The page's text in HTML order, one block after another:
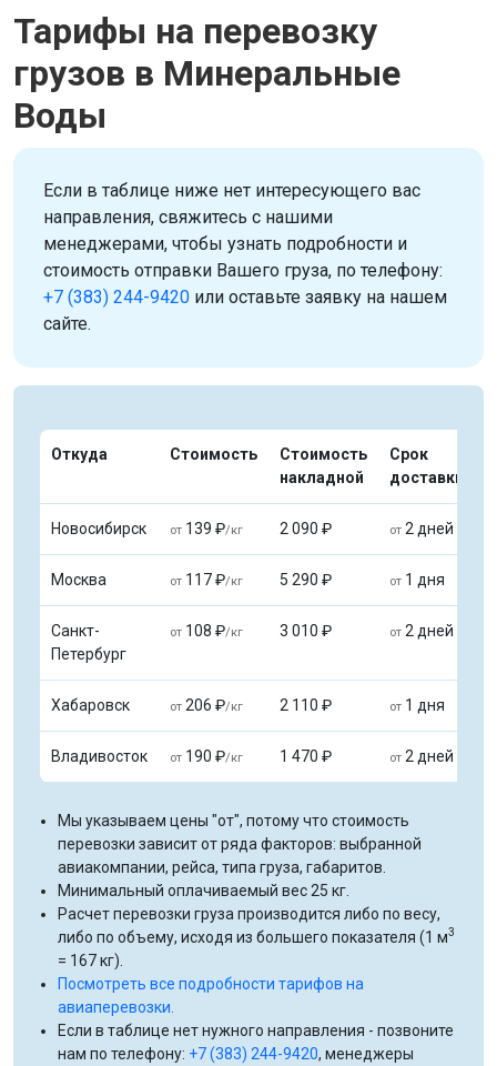
Тарифы на перевозку
грузов в Минеральные
Воды
Если в таблице ниже нет интересующего вас
направления, свяжитесь с нашими
менеджерами, чтобы узнать подробности и
стоимость отправки Вашего груза, по телефону:
+7 (383) 244-9420 или оставьте заявку на нашем
сайте.
Откуда Стоимость
Стоимость
накладной
Срок
доставки
Новосибирск от 139 ₽/кг 2 090 ₽ от 2 дней
Москва от 117 ₽/кг 5 290 ₽ от 1 дня
Санкт-
Петербург
от 108 ₽/кг 3 010 ₽ от 2 дней
Хабаровск от 206 ₽/кг 2 110 ₽ от 1 дня
Владивосток от 190 ₽/кг 1 470 ₽ от 2 дней
Мы указываем цены "от", потому что стоимость
перевозки зависит от ряда факторов: выбранной
авиакомпании, рейса, типа груза, габаритов.
Минимальный оплачиваемый вес 25 кг.
Расчет перевозки груза производится либо по весу,
либо по объему, исходя из большего показателя (1 м3
= 167 кг).
Посмотреть все подробности тарифов на
авиаперевозки.
Если в таблице нет нужного направления - позвоните
нам по телефону: +7 (383) 244-9420, менеджеры